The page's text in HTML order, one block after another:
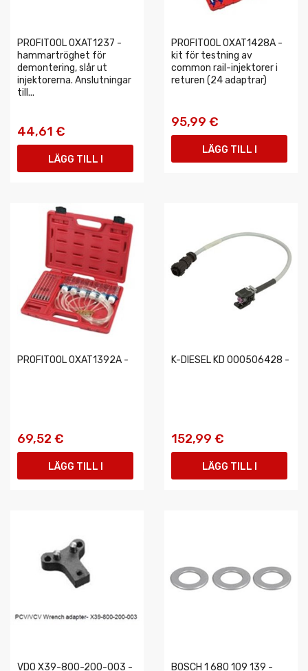
PROFITOOL 0XAT1237 -
hammartröghet för
demontering, slår ut
injektorerna. Anslutningar
till...
44,61 €
LÄGG TILL I
PROFITOOL 0XAT1428A -
kit för testning av
common rail-injektorer i
returen (24 adaptrar)
95,99 €
LÄGG TILL I
PROFITOOL 0XAT1392A -
69,52 €
LÄGG TILL I
K-DIESEL KD 000506428 -
152,99 €
LÄGG TILL I
VDO X39-800-200-003 - BOSCH 1 680 109 139 -